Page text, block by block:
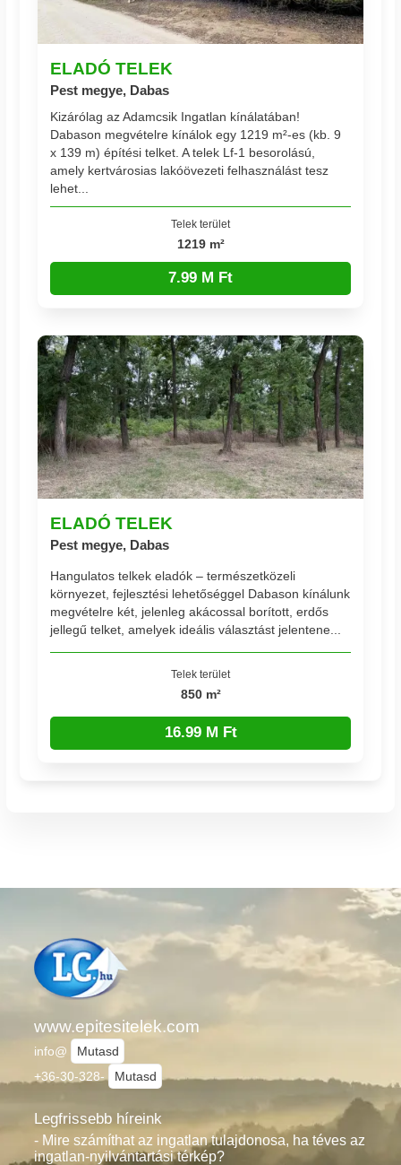
ELADÓ TELEK
Pest megye, Dabas
Kizárólag az Adamcsik Ingatlan kínálatában!
Dabason megvételre kínálok egy 1219 m²-es (kb. 9
x 139 m) építési telket. A telek Lf-1 besorolású,
amely kertvárosias lakóövezeti felhasználást tesz
lehet...
Telek terület
1219 m²
7.99 M Ft
ELADÓ TELEK
Pest megye, Dabas
Hangulatos telkek eladók – természetközeli
környezet, fejlesztési lehetőséggel Dabason kínálunk
megvételre két, jelenleg akácossal borított, erdős
jellegű telket, amelyek ideális választást jelentene...
Telek terület
850 m²
16.99 M Ft
www.epitesitelek.com
info@
Mutasd
+36-30-328-
Mutasd
Legfrissebb híreink
- Mire számíthat az ingatlan tulajdonosa, ha téves az
ingatlan-nyilvántartási térkép?